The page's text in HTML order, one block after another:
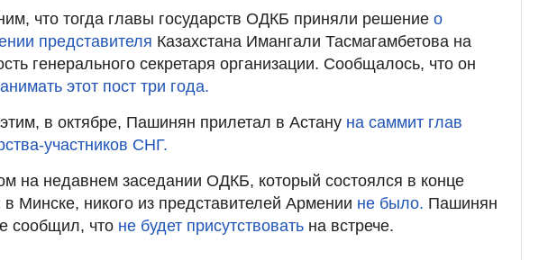
что тогда главы государств ОДКБ приняли решение о
представителя Казахстана Имангали Тасмагамбетова на
генерального секретаря организации. Сообщалось, что он
этот пост три года.
в октябре, Пашинян прилетал в Астану на саммит глав
участников СНГ.
на недавнем заседании ОДКБ, который состоялся в конце
в Минске, никого из представителей Армении не было. Пашинян
сообщил, что не будет присутствовать на встрече.